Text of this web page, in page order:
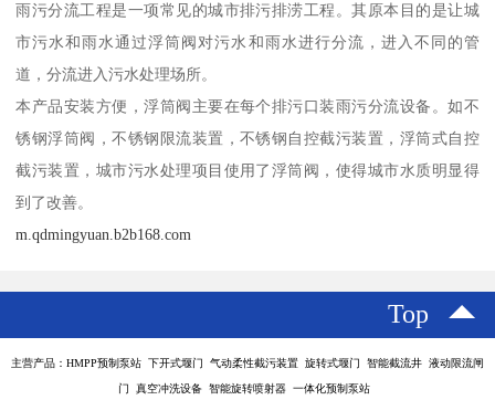
雨污分流工程是一项常见的城市排污排涝工程。其原本目的是让城
市污水和雨水通过浮筒阀对污水和雨水进行分流，进入不同的管
道，分流进入污水处理场所。
本产品安装方便，浮筒阀主要在每个排污口装雨污分流设备。如不
锈钢浮筒阀，不锈钢限流装置，不锈钢自控截污装置，浮筒式自控
截污装置，城市污水处理项目使用了浮筒阀，使得城市水质明显得
到了改善。
m.qdmingyuan.b2b168.com
Top
主营产品：HMPP预制泵站 下开式堰门 气动柔性截污装置 旋转式堰门 智能截流井 液动限流闸
门 真空冲洗设备 智能旋转喷射器 一体化预制泵站